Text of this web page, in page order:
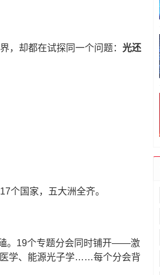
却都在试探同一个问题： 光还
个国家，五大洲全齐。
。19个专题分会同时铺开——激
医学、能源光子学……每个分会背